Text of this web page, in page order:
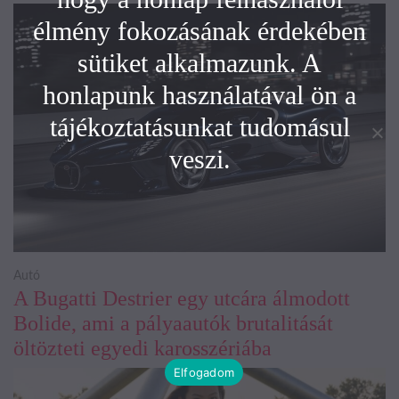
A Bugatti Destrier egy utcára álmodott
Bolide, ami a pályaautók brutalitását
öltözteti egyedi karosszériába
Autó
élmény fokozásának érdekében
sütiket alkalmazunk. A
honlapunk használatával ön a
tájékoztatásunkat tudomásul
veszi.
Elfogadom